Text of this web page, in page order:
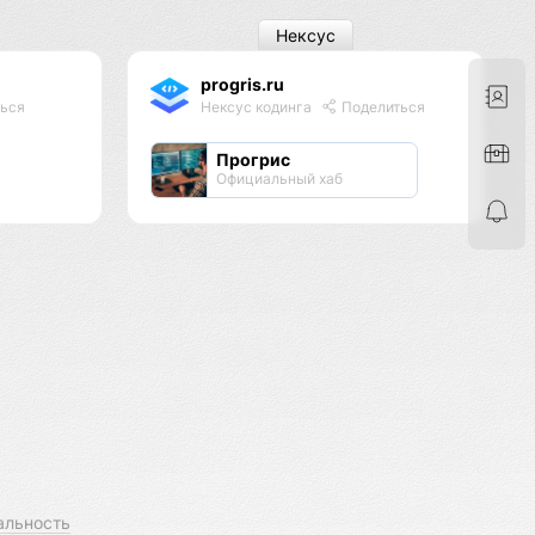
progris.ru
Нексус кодинга Поделиться
Прогрис
Официальный хаб
Нексус